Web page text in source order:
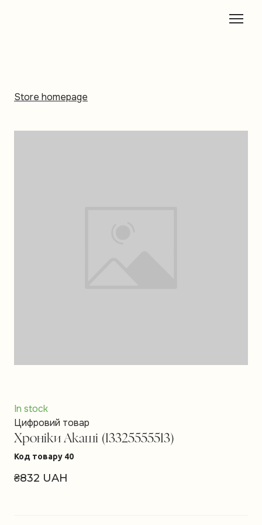
Store homepage
In stock
Цифровий товар
Хроніки Акаші (13325555513)
Код товару 40
₴832 UAH